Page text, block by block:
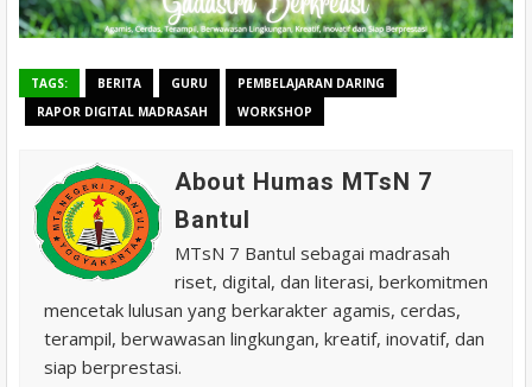
TAGS: BERITA GURU
PEMBELAJARAN DARING
RAPOR DIGITAL MADRASAH
WORKSHOP
About Humas MTsN 7
Bantul
MTsN 7 Bantul sebagai madrasah
riset, digital, dan literasi, berkomitmen
mencetak lulusan yang berkarakter agamis, cerdas,
terampil, berwawasan lingkungan, kreatif, inovatif, dan
siap berprestasi.